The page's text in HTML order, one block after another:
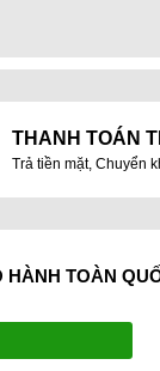
THANH TOÁN
Trả tiền mặt, Chuyển
HÀNH TOÀN